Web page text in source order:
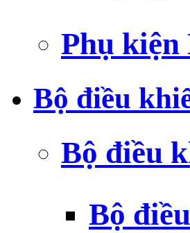
Phụ kiện
Bộ điều
Bộ điều
Bộ